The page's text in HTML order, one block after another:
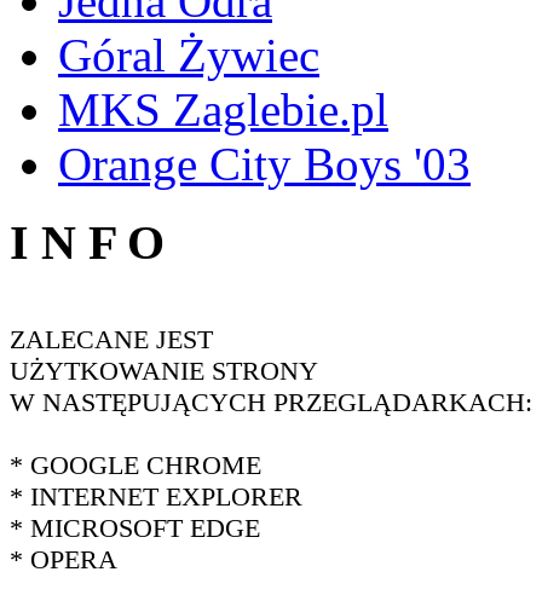
Góral Żywiec
MKS Zaglebie.pl
Orange City Boys '03
I N F O
ZALECANE JEST
UŻYTKOWANIE STRONY
W NASTĘPUJĄCYCH PRZEGLĄDARKACH:
* GOOGLE CHROME
* INTERNET EXPLORER
* MICROSOFT EDGE
* OPERA